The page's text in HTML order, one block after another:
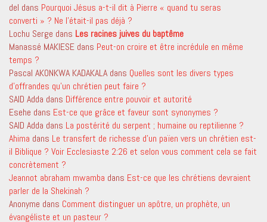
del dans Pourquoi Jésus a-t-il dit à Pierre « quand tu seras
converti » ? Ne l’était-il pas déjà ?
Lochu Serge dans Les racines juives du baptême
Manassé MAKIESE dans Peut-on croire et être incrédule en même
temps ?
Pascal AKONKWA KADAKALA dans Quelles sont les divers types
d’offrandes qu’un chrétien peut faire ?
SAID Adda dans Différence entre pouvoir et autorité
Esehe dans Est-ce que grâce et faveur sont synonymes ?
SAID Adda dans La postérité du serpent ; humaine ou reptilienne ?
Ahima dans Le transfert de richesse d’un païen vers un chrétien est-
il Biblique ? Voir Ecclesiaste 2:26 et selon vous comment cela se fait
concrètement ?
Jeannot abraham mwamba dans Est-ce que les chrétiens devraient
parler de la Shekinah ?
Anonyme dans Comment distinguer un apôtre, un prophète, un
évangéliste et un pasteur ?